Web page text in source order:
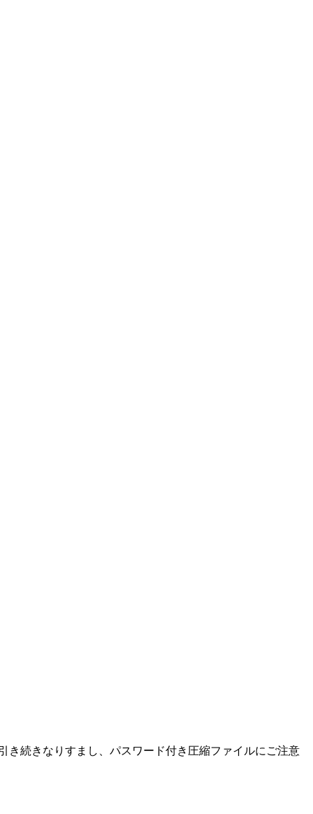
き続きなりすまし、パスワード付き圧縮ファイルにご注意